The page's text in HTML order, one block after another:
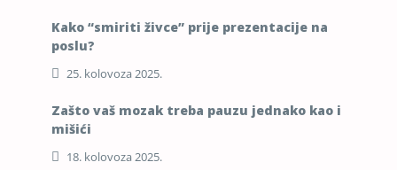
Kako “smiriti živce” prije prezentacije na
poslu?
25. kolovoza 2025.
Zašto vaš mozak treba pauzu jednako kao i
mišići
18. kolovoza 2025.